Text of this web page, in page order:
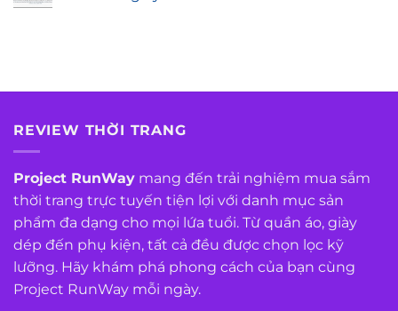
REVIEW THỜI TRANG
Project RunWay mang đến trải nghiệm mua sắm
thời trang trực tuyến tiện lợi với danh mục sản
phẩm đa dạng cho mọi lứa tuổi. Từ quần áo, giày
dép đến phụ kiện, tất cả đều được chọn lọc kỹ
lưỡng. Hãy khám phá phong cách của bạn cùng
Project RunWay mỗi ngày.